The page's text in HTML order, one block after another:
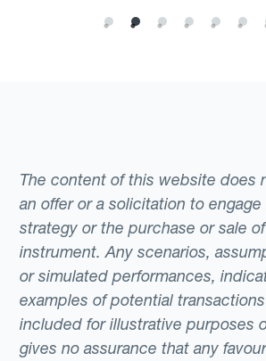
The content of this website does
an offer or a solicitation to
strategy or the purchase or sale
instrument. Any scenarios,
or simulated performances,
examples of potential
included for illustrative purposes
gives no assurance that any